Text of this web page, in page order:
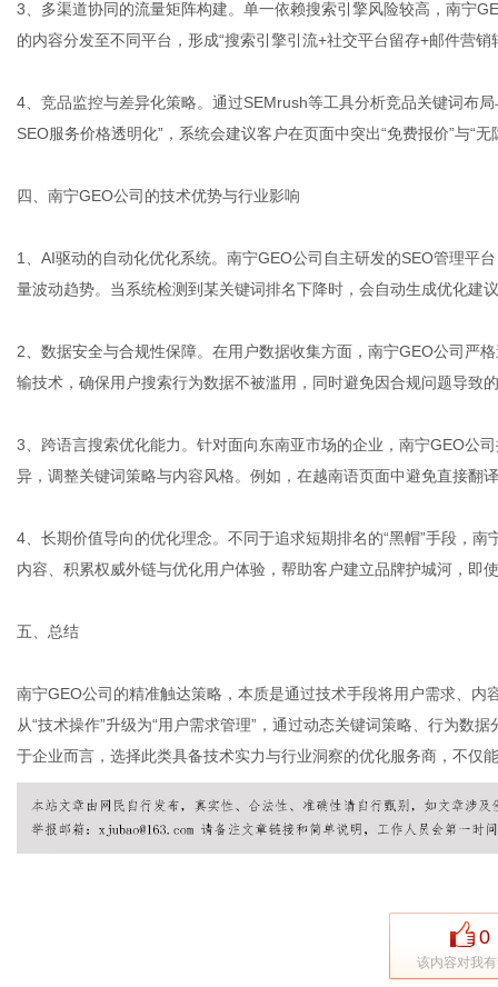
3、多渠道协同的流量矩阵构建。单一依赖搜索引擎风险较高，南宁
的内容分发至不同平台，形成“搜索引擎引流+社交平台留存+邮件营销
4、竞品监控与差异化策略。通过SEMrush等工具分析竞品关键词布
SEO服务价格透明化”，系统会建议客户在页面中突出“免费报价”与“无
四、南宁GEO公司的技术优势与行业影响
1、AI驱动的自动化优化系统。南宁GEO公司自主研发的SEO管理平
量波动趋势。当系统检测到某关键词排名下降时，会自动生成优化建
2、数据安全与合规性保障。在用户数据收集方面，南宁GEO公司严
输技术，确保用户搜索行为数据不被滥用，同时避免因合规问题导致
3、跨语言搜索优化能力。针对面向东南亚市场的企业，南宁GEO公
异，调整关键词策略与内容风格。例如，在越南语页面中避免直接翻
4、长期价值导向的优化理念。不同于追求短期排名的“黑帽”手段，
内容、积累权威外链与优化用户体验，帮助客户建立品牌护城河，即
五、总结
南宁GEO公司的精准触达策略，本质是通过技术手段将用户需求、
从“技术操作”升级为“用户需求管理”，通过动态关键词策略、行为数
于企业而言，选择此类具备技术实力与行业洞察的优化服务商，不仅
0
该内容对我